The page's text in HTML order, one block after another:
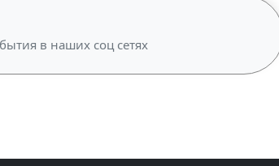
в наших соц сетях